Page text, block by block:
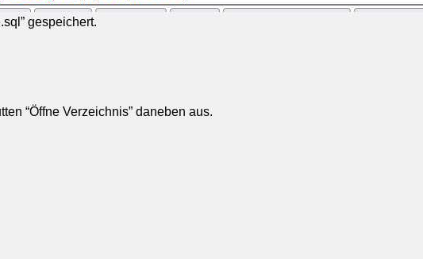
gespeichert.
“Öffne Verzeichnis” daneben aus.